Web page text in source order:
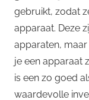
gebruikt, zodat
apparaat. Deze
apparaten,
je een apparaat
is een zo goed
waardevolle